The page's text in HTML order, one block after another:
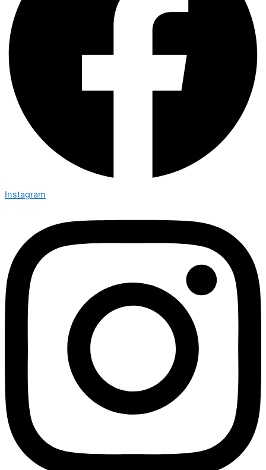
Instagram